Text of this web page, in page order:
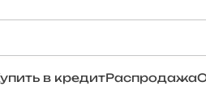
в кредитРаспродажа